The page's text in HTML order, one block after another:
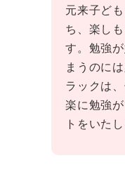
元来子ど
ち、楽し
す。勉強
まうのに
ラックは
楽に勉強
トをいた